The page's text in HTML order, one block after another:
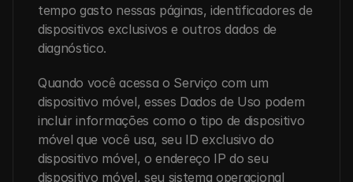
tempo gasto nessas páginas, identificadores de
dispositivos exclusivos e outros dados de
diagnóstico.
Quando você acessa o Serviço com um
dispositivo móvel, esses Dados de Uso podem
incluir informações como o tipo de dispositivo
móvel que você usa, seu ID exclusivo do
dispositivo móvel, o endereço IP do seu
dispositivo móvel, seu sistema operacional